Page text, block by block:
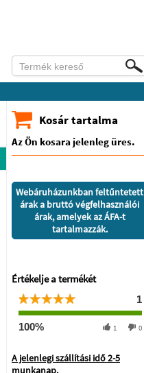
Kosár tartalma
Az Ön kosara jelenleg üres.
Webáruházunkban feltűntetett
árak a bruttó végfelhasználói
árak, amelyek az ÁFA-t
tartalmazzák.
Értékelje a termékét
1
100% 1 0
A jelenlegi szállítási idő 2-5
munkanap.